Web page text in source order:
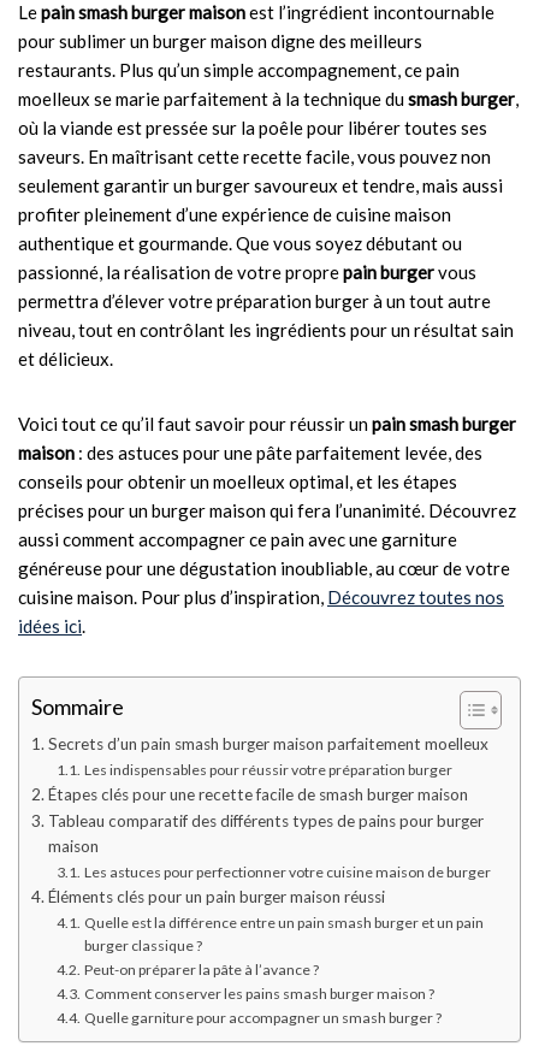
Lepain smash burger maisonest l’ingrédient incontournable
pour sublimer un burger maison digne des meilleurs
restaurants. Plus qu’un simple accompagnement, ce pain
moelleux se marie parfaitement à la technique dusmash burger,
où la viande est pressée sur la poêle pour libérer toutes ses
saveurs. En maîtrisant cette recette facile, vous pouvez non
seulement garantir un burger savoureux et tendre, mais aussi
profiter pleinement d’une expérience de cuisine maison
authentique et gourmande. Que vous soyez débutant ou
passionné, la réalisation de votre proprepain burgervous
permettra d’élever votre préparation burger à un tout autre
niveau, tout en contrôlant les ingrédients pour un résultat sain
et délicieux.
Voici tout ce qu’il faut savoir pour réussir unpain smash burger
maison : des astuces pour une pâte parfaitement levée, des
conseils pour obtenir un moelleux optimal, et les étapes
précises pour un burger maison qui fera l’unanimité. Découvrez
aussi comment accompagner ce pain avec une garniture
généreuse pour une dégustation inoubliable, au cœur de votre
cuisine maison. Pour plus d’inspiration, Découvrez toutes nos
idées ici.
Sommaire
Secrets d’un pain smash burger maison parfaitement moelleux
Les indispensables pour réussir votre préparation burger
Étapes clés pour une recette facile de smash burger maison
Tableau comparatif des différents types de pains pour burger
maison
Les astuces pour perfectionner votre cuisine maison de burger
Éléments clés pour un pain burger maison réussi
Quelle est la différence entre un pain smash burger et un pain
burger classique ?
Peut-on préparer la pâte à l’avance ?
Comment conserver les pains smash burger maison ?
Quelle garniture pour accompagner un smash burger ?